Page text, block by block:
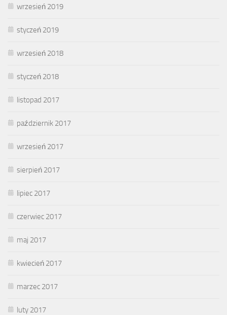
wrzesień 2019
styczeń 2019
wrzesień 2018
styczeń 2018
listopad 2017
październik 2017
wrzesień 2017
sierpień 2017
lipiec 2017
czerwiec 2017
maj 2017
kwiecień 2017
marzec 2017
luty 2017